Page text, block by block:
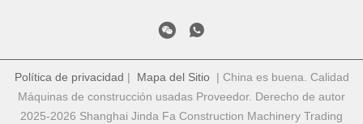
Política de privacidad | Mapa del Sitio| China es buena. Calidad
Máquinas de construcción usadas Proveedor. Derecho de autor
2025-2026 Shanghai Jinda Fa Construction Machinery Trading